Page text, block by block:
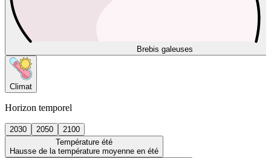
Brebis galeuses
Climat
Horizon temporel
2030 2050
2100
Température été
Hausse de la température moyenne en été